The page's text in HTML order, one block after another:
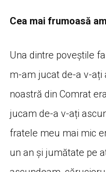
Cea mai frumoasă
Una dintre poveștile
m-am jucat de-a v-ați
noastră din Comrat
jucam de-a v-ați
fratele meu mai mic
un an și jumătate pe